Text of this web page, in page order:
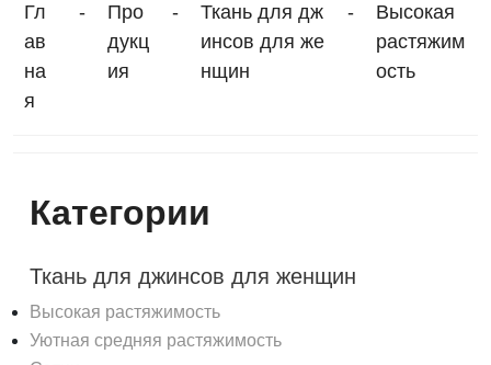
Гл
ав
на
я
-
Про
дукц
ия
-
Ткань для дж
инсов для же
нщин
-
Высокая
растяжим
ость
Категории
Ткань для джинсов для женщин
Высокая растяжимость
Уютная средняя растяжимость